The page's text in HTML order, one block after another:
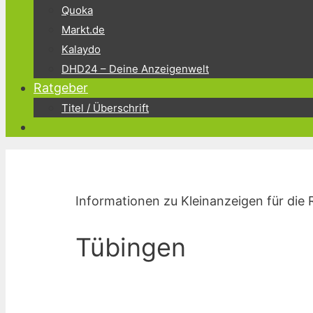
Quoka
Markt.de
Kalaydo
DHD24 – Deine Anzeigenwelt
Ratgeber
Titel / Überschrift
Informationen zu Kleinanzeigen für die
Tübingen